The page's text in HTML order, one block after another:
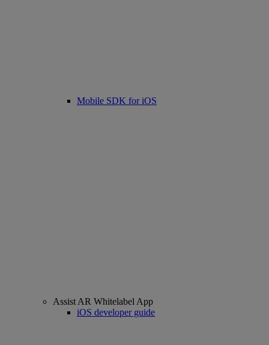
Mobile SDK for iOS
Assist AR Whitelabel App
iOS developer guide